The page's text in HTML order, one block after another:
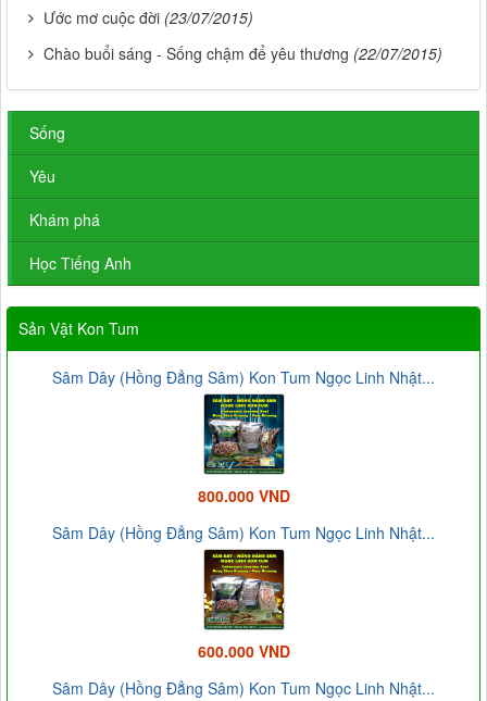
Ước mơ cuộc đời (23/07/2015)
Chào buổi sáng - Sống chậm để yêu thương (22/07/2015)
Sống
Yêu
Khám phá
Học Tiếng Anh
Sản Vật Kon Tum
Sâm Dây (Hồng Đẳng Sâm) Kon Tum Ngọc Linh Nhật...
800.000 VND
Sâm Dây (Hồng Đẳng Sâm) Kon Tum Ngọc Linh Nhật...
600.000 VND
Sâm Dây (Hồng Đẳng Sâm) Kon Tum Ngọc Linh Nhật...